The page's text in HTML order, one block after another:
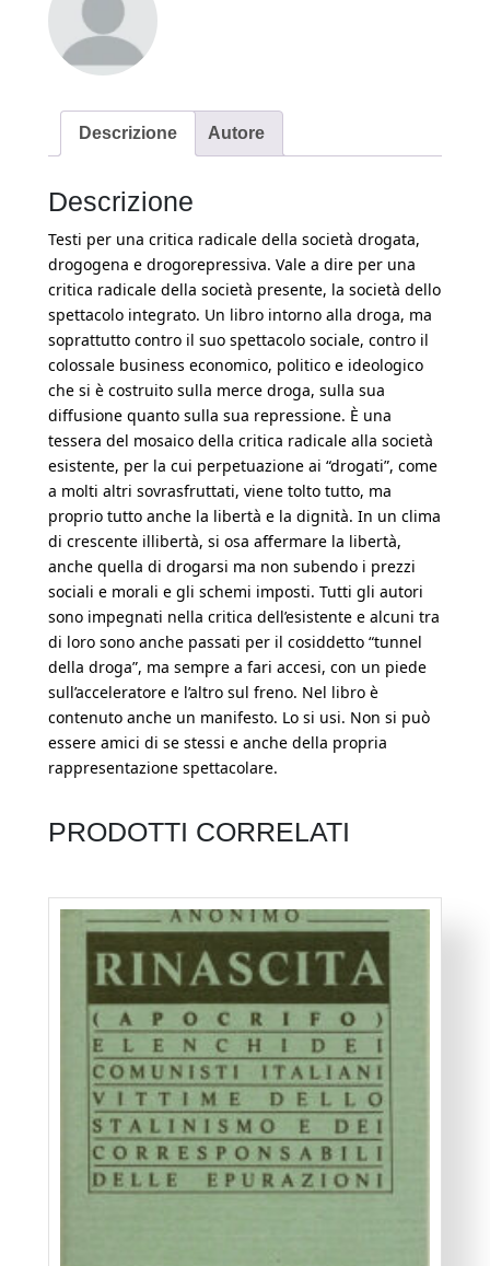
Descrizione Autore
Descrizione
Testi per una critica radicale della società drogata,
drogogena e drogorepressiva. Vale a dire per una
critica radicale della società presente, la società dello
spettacolo integrato. Un libro intorno alla droga, ma
soprattutto contro il suo spettacolo sociale, contro il
colossale business economico, politico e ideologico
che si è costruito sulla merce droga, sulla sua
diffusione quanto sulla sua repressione. È una
tessera del mosaico della critica radicale alla società
esistente, per la cui perpetuazione ai “drogati”, come
a molti altri sovrasfruttati, viene tolto tutto, ma
proprio tutto anche la libertà e la dignità. In un clima
di crescente illibertà, si osa affermare la libertà,
anche quella di drogarsi ma non subendo i prezzi
sociali e morali e gli schemi imposti. Tutti gli autori
sono impegnati nella critica dell’esistente e alcuni tra
di loro sono anche passati per il cosiddetto “tunnel
della droga”, ma sempre a fari accesi, con un piede
sull’acceleratore e l’altro sul freno. Nel libro è
contenuto anche un manifesto. Lo si usi. Non si può
essere amici di se stessi e anche della propria
rappresentazione spettacolare.
PRODOTTI CORRELATI